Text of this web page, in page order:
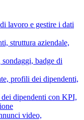
lavoro e gestire i dati
struttura aziendale,
badge di
profili dei dipendenti,
dipendenti con KPI,
video,